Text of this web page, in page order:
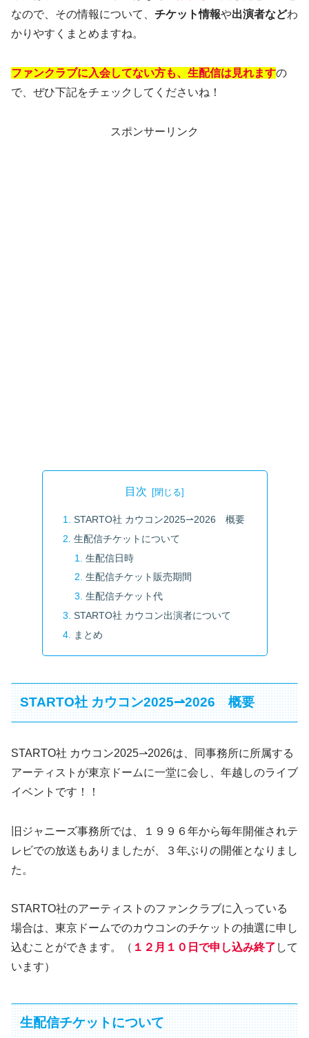
なので、その情報について、 チケット情報や出演者などわ
かりやすくまとめますね。
ファンクラブに入会してない方も、生配信は見れますの
で、ぜひ下記をチェックしてくださいね！
スポンサーリンク
目次
STARTO社 カウコン2025⇀2026 概要
生配信チケットについて
生配信日時
生配信チケット販売期間
生配信チケット代
STARTO社 カウコン出演者について
まとめ
STARTO社 カウコン2025⇀2026 概要
STARTO社 カウコン2025⇀2026は、同事務所に所属する
アーティストが東京ドームに一堂に会し、年越しのライブ
イベントです！！
旧ジャニーズ事務所では、１９９６年から毎年開催されテ
レビでの放送もありましたが、３年ぶりの開催となりまし
た。
STARTO社のアーティストのファンクラブに入っている
場合は、東京ドームでのカウコンのチケットの抽選に申し
込むことができます。（ １２月１０日で申し込み終了 して
います）
生配信チケットについて